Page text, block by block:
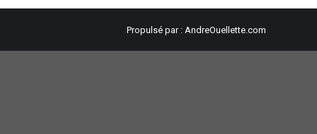
Propulsé par : AndreOuellette.com